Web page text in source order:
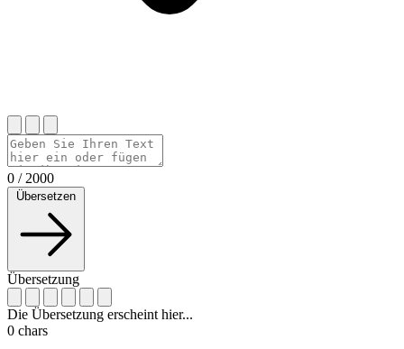
0 / 2000
Übersetzen
Übersetzung
Die Übersetzung erscheint hier...
0 chars